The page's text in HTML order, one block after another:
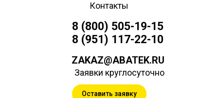
Контакты
8 (800) 505-19-15
8 (951) 117-22-10
ZAKAZ@ABATEK.RU
Заявки круглосуточно
Оставить заявку